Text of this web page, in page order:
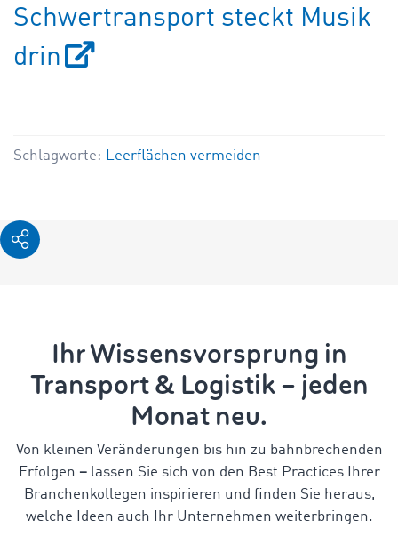
Schwertransport steckt Musik
drin
Schlagworte: Leerflächen vermeiden
Ihr Wissensvorsprung in
Transport & Logistik – jeden
Monat neu.
Von kleinen Veränderungen bis hin zu bahnbrechenden
Erfolgen –lassen Sie sich von den Best Practices Ihrer
Branchenkollegen inspirieren und finden Sie heraus,
welche Ideen auch Ihr Unternehmen weiterbringen.